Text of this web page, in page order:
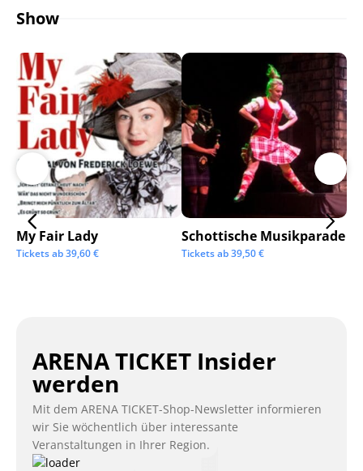
Show
My Fair Lady
Tickets ab39,60€
Schottische Musikparade
Tickets ab39,50€
ARENA TICKET Insider
werden
Mit dem ARENA TICKET-Shop-Newsletter informieren
wir Sie wöchentlich über interessante
Veranstaltungen in Ihrer Region.